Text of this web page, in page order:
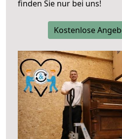
finden Sie nur bei uns!
Kostenlose